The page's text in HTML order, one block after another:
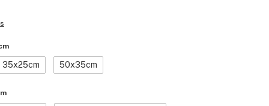
35x25cm 50x35cm